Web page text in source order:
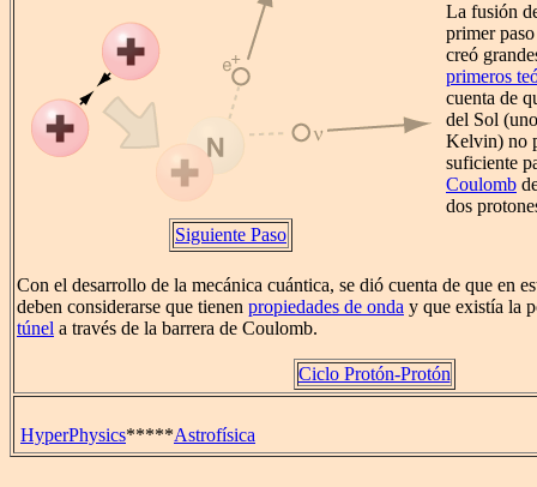
Siguiente Paso
La fusión
primer
creó
primeros
cuenta de
del Sol
Kelvin) no
suficiente
Coulomb
dos
Con el desarrollo de la mecánica cuántica, se dió cuenta de que en
deben considerarse que tienen propiedades de onda y que existía la
túnel a través de la barrera de Coulomb.
Ciclo Protón-Protón
HyperPhysics*****Astrofísica